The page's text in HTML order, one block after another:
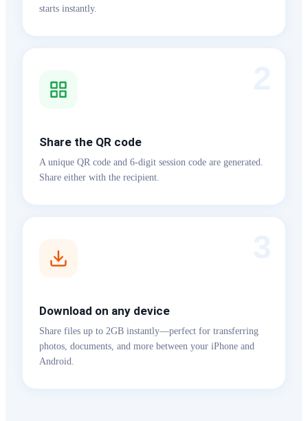
starts instantly.
Share the QR code
A unique QR code and 6-digit session code are generated.
Share either with the recipient.
Download on any device
Share files up to 2GB instantly—perfect for transferring
photos, documents, and more between your iPhone and
Android.